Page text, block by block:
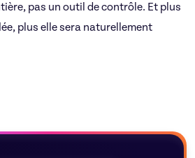
pas un outil de contrôle. Et plus
plus elle sera naturellement